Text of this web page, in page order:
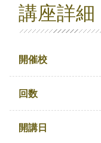
講座詳細
開催校
回数
開講日